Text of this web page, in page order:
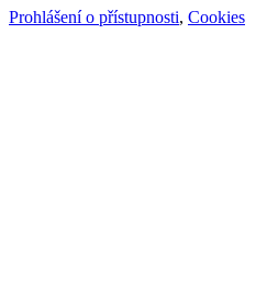
Prohlášení o přístupnosti, Cookies